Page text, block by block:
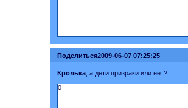
Поделиться2009-06-07 07:25:25
Кролька , а дети призраки или нет?
0